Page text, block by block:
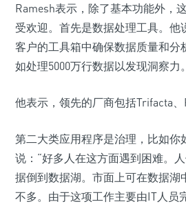
Ramesh表示，除了基本功能外，
受欢迎。首先是数据处理工具。他
客户的工具箱中确保数据质量和分
如处理5000万行数据以发现洞察力
他表示，领先的厂商包括Trifacta、
第二大类应用程序是治理，比如你
说：“好多人在这方面遇到困难。
据倒到数据湖。市面上可在数据湖
不多。由于这项工作主要由IT人员